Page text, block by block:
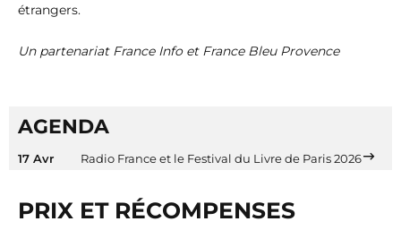
étrangers.
Un partenariat France Info et France Bleu Provence
AGENDA
17 Avr Radio France et le Festival du Livre de Paris 2026
PRIX ET RÉCOMPENSES